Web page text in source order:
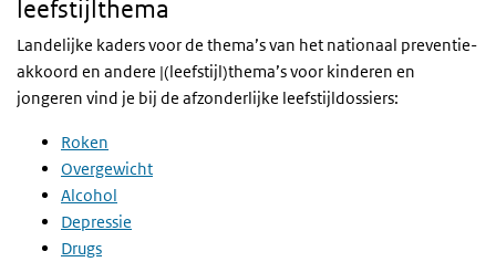
leefstijlthema
Landelijke kaders voor de thema’s van het nationaal preventie-
akkoord en andere |(leefstijl)thema’s voor kinderen en
jongeren vind je bij de afzonderlijke leefstijldossiers:
Roken
Overgewicht
Alcohol
Depressie
Drugs